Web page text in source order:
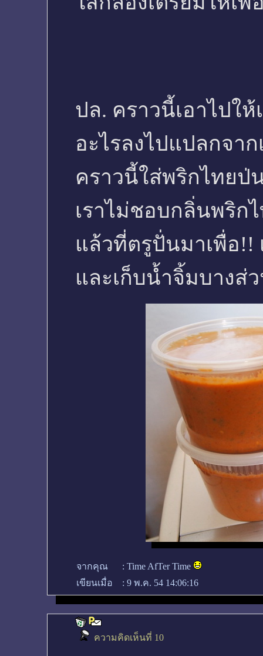
ปล. คราวนี้เอาไปใ
อะไรลงไปแปลกจา
คราวนี้ใส่พริกไทยป่
เราไม่ชอบกลิ่นพริก
แล้วที่ตรูปั่นมาเพื่อ!!
และเก็บน้ำจิ้มบางส่
จากคุณ : Time AfTer Time
เขียนเมื่อ
: 9 พ.ค. 54 14:06:16
ความคิดเห็นที่ 10